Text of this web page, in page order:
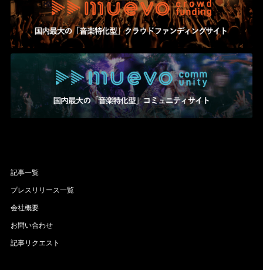
記事一覧
プレスリリース一覧
会社概要
お問い合わせ
記事リクエスト